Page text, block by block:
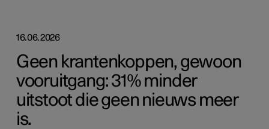
16.06.2026
Geen krantenkoppen, gewoon
vooruitgang: 31% minder
uitstoot die geen nieuws meer
is.